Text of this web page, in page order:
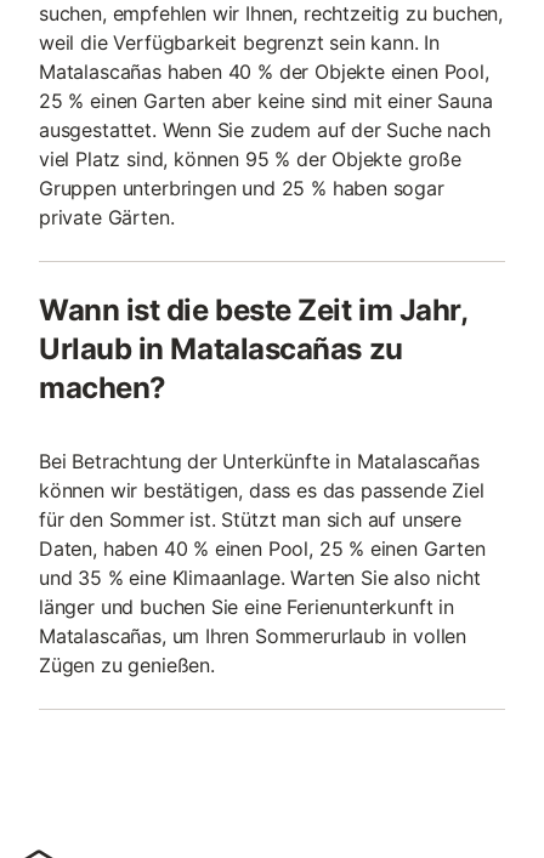
suchen, empfehlen wir Ihnen, rechtzeitig zu buchen,
weil die Verfügbarkeit begrenzt sein kann. In
Matalascañas haben 40 % der Objekte einen Pool,
25 % einen Garten aber keine sind mit einer Sauna
ausgestattet. Wenn Sie zudem auf der Suche nach
viel Platz sind, können 95 % der Objekte große
Gruppen unterbringen und 25 % haben sogar
private Gärten.
Wann ist die beste Zeit im Jahr,
Urlaub in Matalascañas zu
machen?
Bei Betrachtung der Unterkünfte in Matalascañas
können wir bestätigen, dass es das passende Ziel
für den Sommer ist. Stützt man sich auf unsere
Daten, haben 40 % einen Pool, 25 % einen Garten
und 35 % eine Klimaanlage. Warten Sie also nicht
länger und buchen Sie eine Ferienunterkunft in
Matalascañas, um Ihren Sommerurlaub in vollen
Zügen zu genießen.